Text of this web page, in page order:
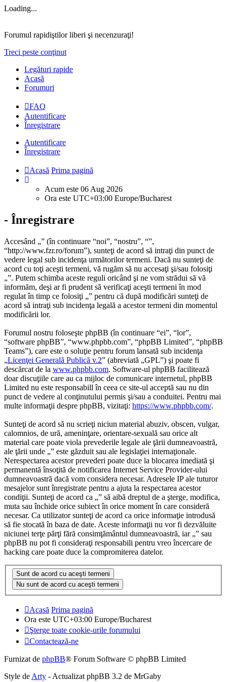
Loading...
Forumul rapidiştilor liberi şi necenzuraţi!
Treci peste conţinut
Legături rapide
Acasă
Forumuri
FAQ
Autentificare
Înregistrare
Autentificare
Înregistrare
Acasă Prima pagină
Acum este 06 Aug 2026
Ora este UTC+03:00 Europe/Bucharest
- Înregistrare
Accesând „” (în continuare “noi”, “nostru”, “”,
“http://www.fzr.ro/forum”), sunteţi de acord să intraţi din punct de
vedere legal sub incidenţa următorilor termeni. Dacă nu sunteţi de
acord cu toţi aceşti termeni, vă rugăm să nu accesaţi şi/sau folosiţi
„”. Putem schimba aceste reguli oricând şi ne vom strădui să vă
informăm, deşi ar fi prudent să verificaţi aceşti termeni în mod
regulat în timp ce folosiţi „” pentru că după modificări sunteţi de
acord să intraţi sub incidenţa legală a acestor termeni din momentul
modificării lor.
Forumul nostru foloseşte phpBB (în continuare “ei”, “lor”,
“software phpBB”, “www.phpbb.com”, “phpBB Limited”, “phpBB
Teams”), care este o soluţie pentru forum lansată sub incidenţa
„Licenţei Generală Publică v.2” (abreviată „GPL”) şi poate fi
descărcat de la www.phpbb.com. Software-ul phpBB facilitează
doar discuţiile care au ca mijloc de comunicare internetul, phpBB
Limited nu este responsabill în ceea ce site-ul acceptă sau nu din
punct de vedere al conţinutului permis şi/sau a conduitei. Pentru mai
multe informaţii despre phpBB, vizitaţi: https://www.phpbb.com/.
Sunteţi de acord să nu scrieţi niciun material abuziv, obscen, vulgar,
calomnios, de ură, ameninţare, orientare-sexuală sau orice alt
material care poate viola prevederile legale ale ţării dumneavoastră,
ale ţării unde „” este găzduit sau ale legislaţiei internaţionale.
Nerespectarea acestor prevederi poate duce la blocarea imediată şi
permanentă însoţită de notificarea Internet Service Provider-ului
dumneavoastră dacă vom considera necesar. Adresele IP ale tuturor
mesajelor sunt înregistrate pentru a ajuta la respectarea acestor
condiţii. Sunteţi de acord ca „” să aibă dreptul de a şterge, modifica,
muta sau închide orice subiect în orice moment în care consideră
necesar. Ca utilizator sunteţi de acord ca orice informaţie introdusă
să fie stocată în baza de date. Aceste informaţii nu vor fi dezvăluite
niciunei terţe părţi fără consimţământul dumneavoastră, iar „” sau
phpBB nu pot fi consideraţi responsabili pentru vreo încercare de
hacking care poate duce la compromiterea datelor.
Acasă Prima pagină
Ora este UTC+03:00 Europe/Bucharest
Şterge toate cookie-urile forumului
Contactează-ne
Furnizat de phpBB® Forum Software © phpBB Limited
Style deArty - Actualizat phpBB 3.2 de MrGaby